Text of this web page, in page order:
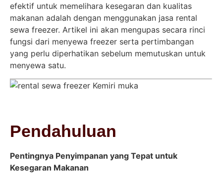
efektif untuk memelihara kesegaran dan kualitas
makanan adalah dengan menggunakan jasa rental
sewa freezer. Artikel ini akan mengupas secara rinci
fungsi dari menyewa freezer serta pertimbangan
yang perlu diperhatikan sebelum memutuskan untuk
menyewa satu.
Pendahuluan
Pentingnya Penyimpanan yang Tepat untuk
Kesegaran Makanan